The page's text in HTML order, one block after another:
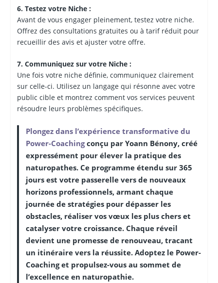
6. Testez votre Niche :
Avant de vous engager pleinement, testez votre niche.
Offrez des consultations gratuites ou à tarif réduit pour
recueillir des avis et ajuster votre offre.
7. Communiquez sur votre Niche :
Une fois votre niche définie, communiquez clairement
sur celle-ci. Utilisez un langage qui résonne avec votre
public cible et montrez comment vos services peuvent
résoudre leurs problèmes spécifiques.
Plongez dans l’expérience transformative du
Power-Coachingconçu par Yoann Bénony, créé
expressément pour élever la pratique des
naturopathes. Ce programme étendu sur 365
jours est votre passerelle vers de nouveaux
horizons professionnels, armant chaque
journée de stratégies pour dépasser les
obstacles, réaliser vos vœux les plus chers et
catalyser votre croissance. Chaque réveil
devient une promesse de renouveau, tracant
un itinéraire vers la réussite. Adoptez le Power-
Coaching et propulsez-vous au sommet de
l’excellence en naturopathie.